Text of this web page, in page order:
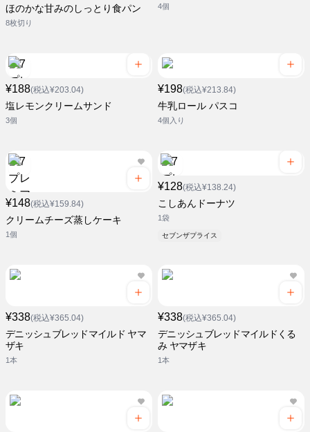
ほのかな甘みのしっとり食パン
8枚切り
4個
¥188(税込¥203.04)
塩レモンクリームサンド
3個
¥198(税込¥213.84)
牛乳ロール パスコ
4個入り
¥148(税込¥159.84)
クリームチーズ蒸しケーキ
1個
¥128(税込¥138.24)
こしあんドーナツ
1袋
セブンザプライス
¥338(税込¥365.04)
デニッシュブレッドマイルド ヤマ
ザキ
1本
¥338(税込¥365.04)
デニッシュブレッドマイルドくる
み ヤマザキ
1本